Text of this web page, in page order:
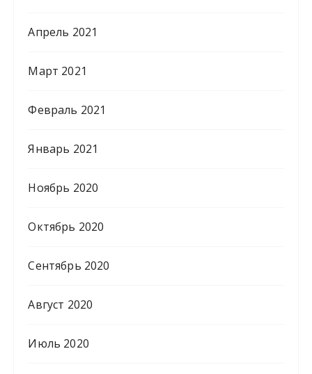
Апрель 2021
Март 2021
Февраль 2021
Январь 2021
Ноябрь 2020
Октябрь 2020
Сентябрь 2020
Август 2020
Июль 2020